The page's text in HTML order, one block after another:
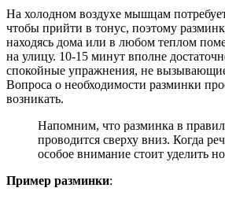
На холодном воздухе мышцам
чтобы прийти в тонус, поэтому
находясь дома или в любом теплом
на улицу. 10-15 минут вполне
спокойные упражнения, не
Вопроса о необходимости разминки
возникать.
Напомним, что разминка в
проводится сверху вниз. Когда
особое внимание стоит уделить
Пример разминки: